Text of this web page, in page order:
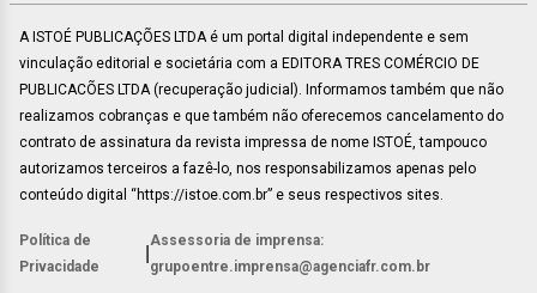
A ISTOÉ PUBLICAÇÕES LTDA é um portal digital independente e sem
vinculação editorial e societária com a EDITORA TRES COMÉRCIO DE
PUBLICACÕES LTDA (recuperação judicial). Informamos também que não
realizamos cobranças e que também não oferecemos cancelamento do
contrato de assinatura da revista impressa de nome ISTOÉ, tampouco
autorizamos terceiros a fazê-lo, nos responsabilizamos apenas pelo
conteúdo digital “https://istoe.com.br” e seus respectivos sites.
Política de
Privacidade
Assessoria de imprensa:
grupoentre.imprensa@agenciafr.com.br